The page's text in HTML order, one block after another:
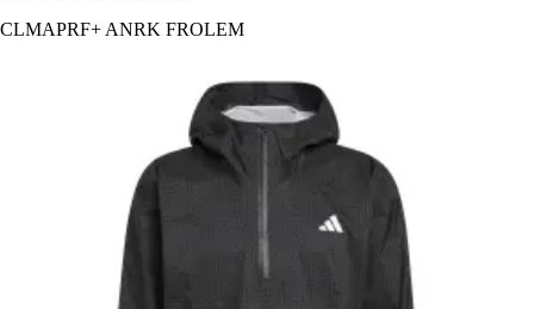
CLMAPRF+ ANRK FROLEM